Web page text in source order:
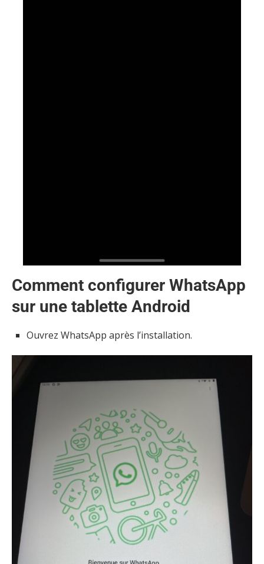
Comment configurer WhatsApp
sur une tablette Android
Ouvrez WhatsApp après l’installation.